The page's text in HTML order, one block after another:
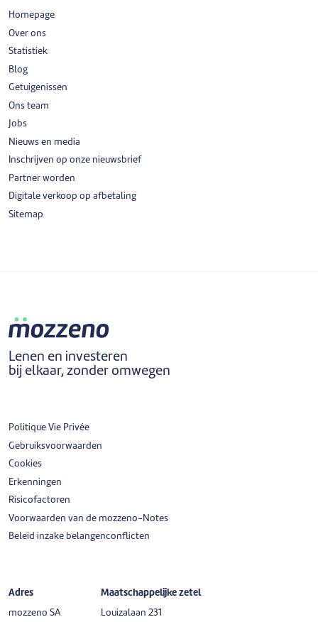
Homepage
Over ons
Statistiek
Blog
Getuigenissen
Ons team
Jobs
Nieuws en media
Inschrijven op onze nieuwsbrief
Partner worden
Digitale verkoop op afbetaling
Sitemap
Lenen en investeren
bij elkaar, zonder omwegen
Politique Vie Privée
Gebruiksvoorwaarden
Cookies
Erkenningen
Risicofactoren
Voorwaarden van de mozzeno-Notes
Beleid inzake belangenconflicten
Adres
mozzeno SA
Maatschappelijke zetel
Louizalaan 231